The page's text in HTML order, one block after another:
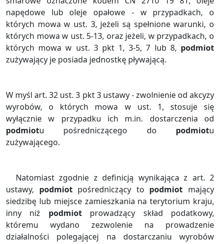
napędowe lub oleje opałowe - w przypadkach, o
których mowa w ust. 3, jeżeli są spełnione warunki, o
których mowa w ust. 5-13, oraz jeżeli, w przypadkach, o
których mowa w ust. 3 pkt 1, 3-5, 7 lub 8, podmiot
zużywający je posiada jednostkę pływającą.
W myśl art. 32 ust. 3 pkt 3 ustawy - zwolnienie od akcyzy
wyrobów, o których mowa w ust. 1, stosuje się
wyłącznie w przypadku ich m.in. dostarczenia od
podmiotu pośredniczącego do podmiotu
zużywającego.
Natomiast zgodnie z definicją wynikająca z art. 2
ustawy, podmiotpośredniczący to podmiot mający
siedzibę lub miejsce zamieszkania na terytorium kraju,
inny niż podmiotprowadzący skład podatkowy,
któremu wydano zezwolenie na prowadzenie
działalności polegającej na dostarczaniu wyrobów